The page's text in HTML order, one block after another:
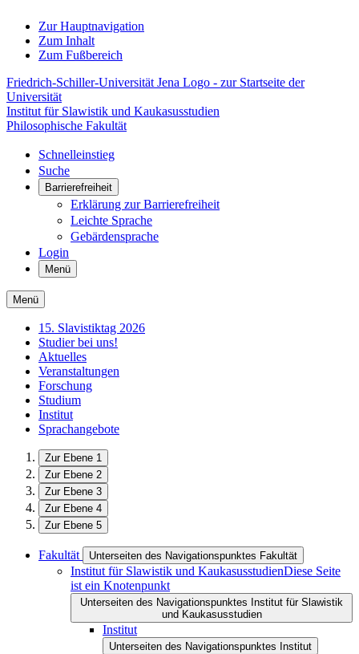
Zur Hauptnavigation
Zum Inhalt
Zum Fußbereich
Friedrich-Schiller-Universität Jena Logo - zur Startseite der
Universität
Institut für Slawistik und Kaukasusstudien
Philosophische Fakultät
Schnelleinstieg
Suche
Barrierefreiheit
Erklärung zur Barrierefreiheit
Leichte Sprache
Gebärdensprache
Login
Menü
Menü
15. Slavistiktag 2026
Studier bei uns!
Aktuelles
Veranstaltungen
Forschung
Studium
Institut
Sprachangebote
Zur Ebene 1
Zur Ebene 2
Zur Ebene 3
Zur Ebene 4
Zur Ebene 5
Fakultät Unterseiten des Navigationspunktes Fakultät
Institut für Slawistik und KaukasusstudienDiese Seite
ist ein Knotenpunkt
Unterseiten des Navigationspunktes Institut für Slawistik
und Kaukasusstudien
Institut
Unterseiten des Navigationspunktes Institut